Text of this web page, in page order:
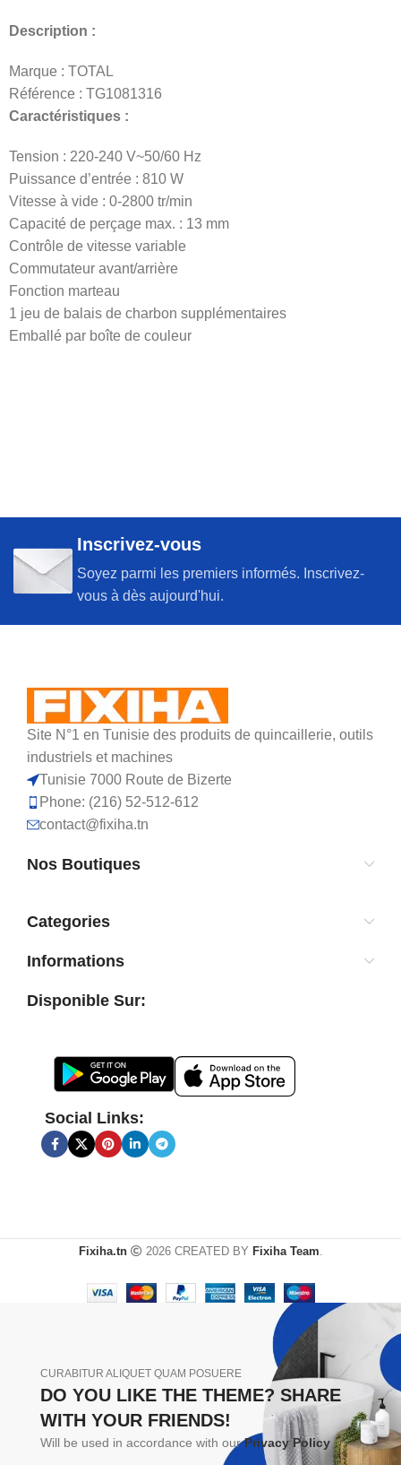
Description :
Marque : TOTAL
Référence : TG1081316
Caractéristiques :
Tension : 220-240 V~50/60 Hz
Puissance d’entrée : 810 W
Vitesse à vide : 0-2800 tr/min
Capacité de perçage max. : 13 mm
Contrôle de vitesse variable
Commutateur avant/arrière
Fonction marteau
1 jeu de balais de charbon supplémentaires
Emballé par boîte de couleur
Inscrivez-vous
Soyez parmi les premiers informés. Inscrivez-
vous à dès aujourd'hui.
Site N°1 en Tunisie des produits de quincaillerie, outils
industriels et machines
Tunisie 7000 Route de Bizerte
Phone: (216) 52-512-612
contact@fixiha.tn
Nos Boutiques
Categories
Informations
Disponible Sur:
Social Links:
Fixiha.tn 2026 CREATED BY Fixiha Team.
CURABITUR ALIQUET QUAM POSUERE
DO YOU LIKE THE THEME? SHARE
WITH YOUR FRIENDS!
Will be used in accordance with ourPrivacy Policy